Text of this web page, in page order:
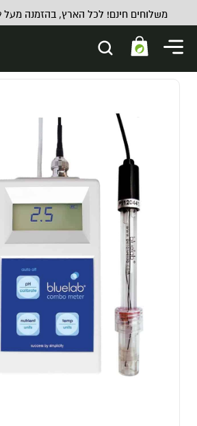
משלוחים חינם! לכל הארץ, בהזמנה מעל ₪299